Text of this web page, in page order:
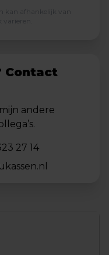
kan afhankelijk van
Contact
andere
27 14